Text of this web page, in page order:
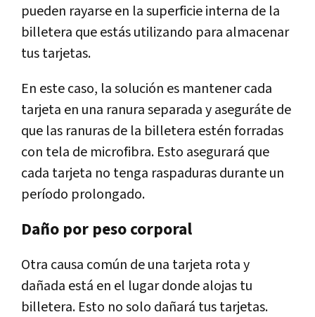
pueden rayarse en la superficie interna de la
billetera que estás utilizando para almacenar
tus tarjetas.
En este caso, la solución es mantener cada
tarjeta en una ranura separada y aseguráte de
que las ranuras de la billetera estén forradas
con tela de microfibra. Esto asegurará que
cada tarjeta no tenga raspaduras durante un
período prolongado.
Daño por peso corporal
Otra causa común de una tarjeta rota y
dañada está en el lugar donde alojas tu
billetera. Esto no solo dañará tus tarjetas.